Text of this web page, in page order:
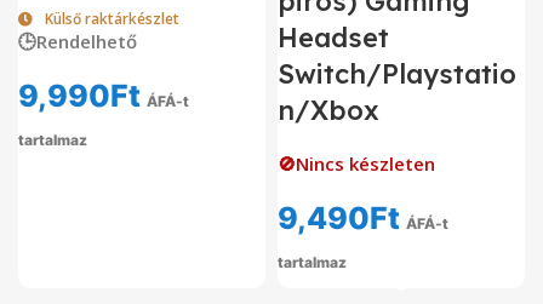
Külső raktárkészlet
🕒Rendelhető
9,990Ft ÁFÁ-t
tartalmaz
Headset
Switch/Playstatio
n/Xbox
🚫Nincs készleten
9,490Ft ÁFÁ-t
tartalmaz